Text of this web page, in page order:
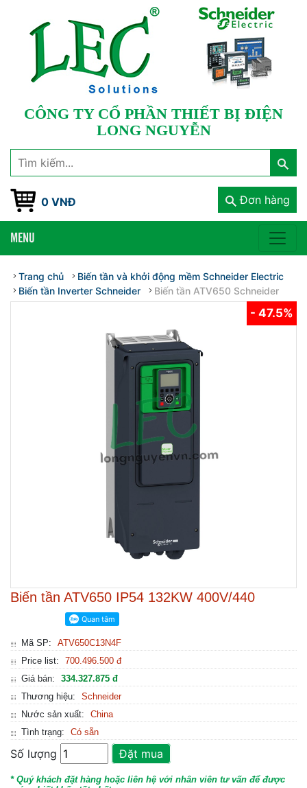
CÔNG TY CỔ PHẦN THIẾT BỊ ĐIỆN
LONG NGUYỄN
0 VNĐ Đơn hàng
MENU
Trang chủ
Biến tần và khởi động mềm Schneider Electric
Biến tần Inverter Schneider
Biến tần ATV650 Schneider
- 47.5%
Biến tần ATV650 IP54 132KW 400V/440
Mã SP:
ATV650C13N4F
Price list:
700.496.500 đ
Giá bán:
334.327.875 đ
Thương hiệu:
Schneider
Nước sản xuất:
China
Tình trạng:
Có sẵn
Số lượng Đặt mua
* Quý khách đặt hàng hoặc liên hệ với nhân viên tư vấn để được